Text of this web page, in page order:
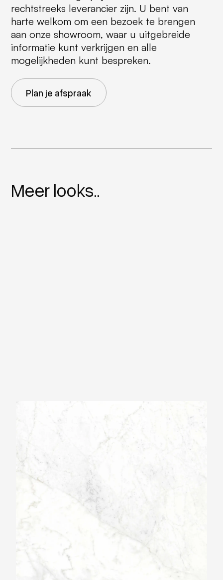
rechtstreeks leverancier zijn. U bent van
harte welkom om een bezoek te brengen
aan onze showroom, waar u uitgebreide
informatie kunt verkrijgen en alle
mogelijkheden kunt bespreken.
Plan je afspraak
Meer looks..
Ariostea Ultra Marmi Michelangelo Altissimo